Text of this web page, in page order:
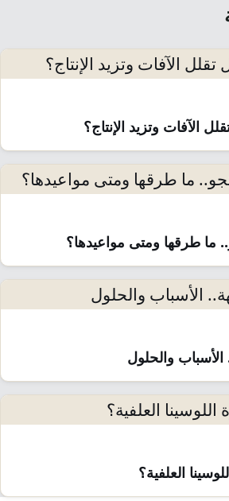
الآفات وتزيد الإنتاج؟
ما طرقها ومتى مواعيدها؟
والحلول
العلفية؟